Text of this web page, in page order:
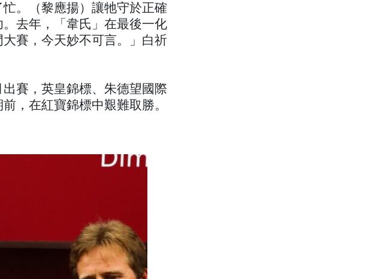
忙。（黎應揚）讓牠守於正確
去年，「韋氏」在最後一化
賽，今天妙不可言。」白祈
出賽，英皇錦標、朱德望國際
，在紅寶錦標中艱難取勝。